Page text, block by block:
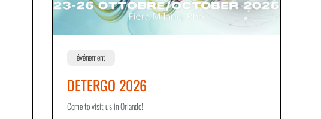
événement
DETERGO 2026
Come to visit us in Orlando!